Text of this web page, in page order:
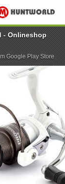
- Onlineshop
Google Play Store